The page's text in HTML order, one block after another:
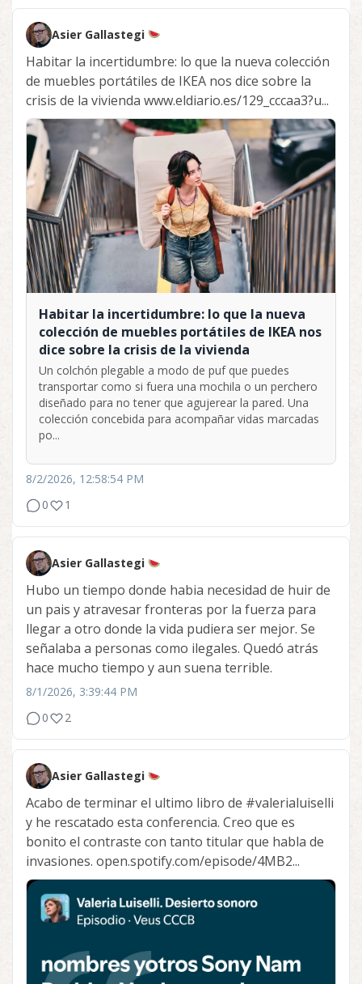
Asier Gallastegi
Habitar la incertidumbre: lo que la nueva colección
de muebles portátiles de IKEA nos dice sobre la
crisis de la vivienda www.eldiario.es/129_cccaa3?u...
Habitar la incertidumbre: lo que la nueva
colección de muebles portátiles de IKEA nos
dice sobre la crisis de la vivienda
Un colchón plegable a modo de puf que puedes
transportar como si fuera una mochila o un perchero
diseñado para no tener que agujerear la pared. Una
colección concebida para acompañar vidas marcadas
po...
8/2/2026, 12:58:54 PM
0
1
Asier Gallastegi
Hubo un tiempo donde habia necesidad de huir de
un pais y atravesar fronteras por la fuerza para
llegar a otro donde la vida pudiera ser mejor. Se
señalaba a personas como ilegales. Quedó atrás
hace mucho tiempo y aun suena terrible.
8/1/2026, 3:39:44 PM
0
2
Asier Gallastegi
Acabo de terminar el ultimo libro de #valerialuiselli
y he rescatado esta conferencia. Creo que es
bonito el contraste con tanto titular que habla de
invasiones. open.spotify.com/episode/4MB2...